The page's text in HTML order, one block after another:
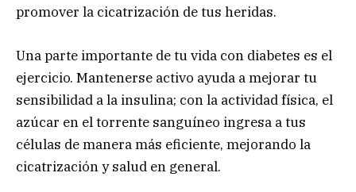
promover la cicatrización de tus heridas.
Una parte importante de tu vida con diabetes es el
ejercicio. Mantenerse activo ayuda a mejorar tu
sensibilidad a la insulina; con la actividad física, el
azúcar en el torrente sanguíneo ingresa a tus
células de manera más eficiente, mejorando la
cicatrización y salud en general.